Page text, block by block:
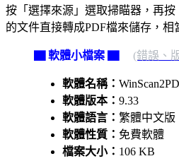
按「選擇來源」選取掃瞄器，再按
的文件直接轉成PDF檔來儲存，相
▇ 軟體小檔案 ▇ (錯誤、
軟體名稱：
軟體版本： 9.33
軟體語言： 繁體中文版
軟體性質： 免費軟體
檔案大小： 106 KB